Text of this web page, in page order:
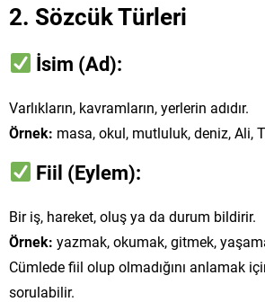
2. Sözcük Türleri
İsim (Ad):
Varlıkların, kavramların, yerlerin adıdır.
Örnek: masa, okul, mutluluk, deniz, Ali,
Fiil (Eylem):
Bir iş, hareket, oluş ya da durum bildirir.
Örnek: yazmak, okumak, gitmek,
Cümlede fiil olup olmadığını anlamak
sorulabilir.